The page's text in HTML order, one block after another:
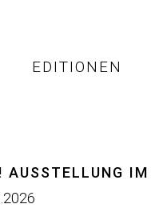
EDITIONEN
AUSSTELLUNG